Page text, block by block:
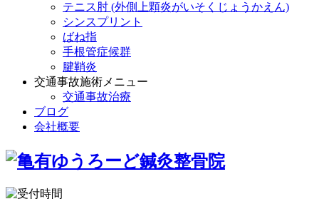
テニス肘 (外側上顆炎がいそくじょうかえん)
シンスプリント
ばね指
手根管症候群
腱鞘炎
交通事故施術メニュー
交通事故治療
ブログ
会社概要